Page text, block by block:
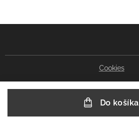
Do košíka
Cookies